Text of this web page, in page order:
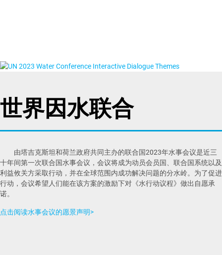
世界因水联合
由塔吉克斯坦和荷兰政府共同主办的联合国2023年水事会议是近三
十年间第一次联合国水事会议，会议将成为动员会员国、联合国系统以及
利益攸关方采取行动，并在全球范围内成功解决问题的分水岭。为了促进
行动，会议希望人们能在该方案的激励下对《水行动议程》做出自愿承
诺。
点击阅读水事会议的愿景声明>